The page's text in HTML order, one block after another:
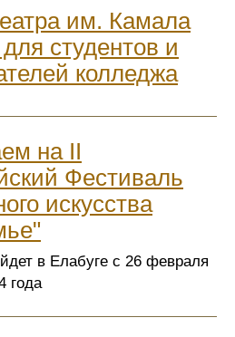
им. Камала
студентов и
колледжа
на II
Фестиваль
искусства
в Елабуге с 26 февраля
года